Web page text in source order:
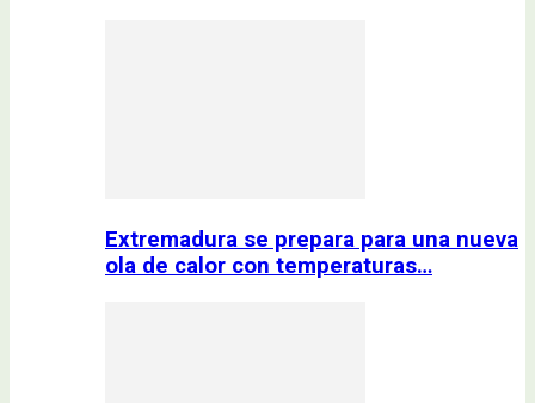
Extremadura se prepara para una nueva
ola de calor con temperaturas…